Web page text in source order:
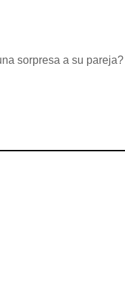
sorpresa a su pareja?